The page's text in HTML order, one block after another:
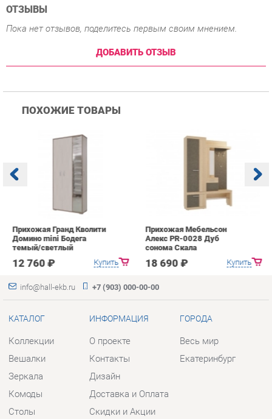
ПОХОЖИЕ ТОВАРЫ
Прихожая Гранд Кволити
Домино mini Бодега
12 760 ₽ Купить
Прихожая Мебельсон
Алекс PR-0028 Дуб
Коллекции
Вешалки
Столы
Тумбы
Шкафы
Комплектующие
Контакты
Скидки и Акции
Гарантия
Помощь
ГОРОДА
Весь мир
Екатеринбург
КОНТАКТЫ